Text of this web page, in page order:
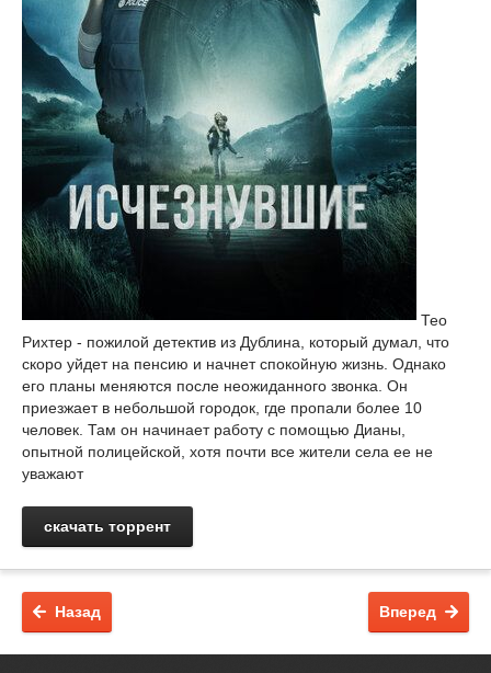
Тео
Рихтер - пожилой детектив из Дублина, который думал, что
скоро уйдет на пенсию и начнет спокойную жизнь. Однако
его планы меняются после неожиданного звонка. Он
приезжает в небольшой городок, где пропали более 10
человек. Там он начинает работу с помощью Дианы,
опытной полицейской, хотя почти все жители села ее не
уважают
скачать торрент
Назад Вперед